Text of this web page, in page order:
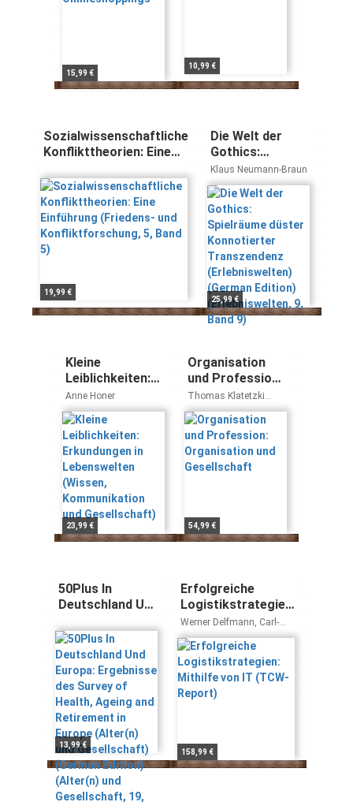
15,99 €
10,99 €
Sozialwissenschaftliche
Konflikttheorien: Eine
und Konfliktforschung,
5, Band 5)
19,99 €
Die Welt der
Gothics:
Spielräume
düster
Konnotierter
Transzendenz
(Erlebniswelten)
(German Edition)
(Erlebniswelten,
9, Band 9)
Klaus Neumann-Braun
25,99 €
Kleine
Leiblichkeiten:
Erkundungen in
Lebenswelten
(Wissen,
Kommunikation
und
Gesellschaft)
Anne Honer
23,99 €
Organisation
und Profession:
Organisation
und Gesellschaft
Thomas Klatetzki
Veronika Tacke
54,99 €
50Plus In
Deutschland Und
Ergebnisse des
Survey of
Health, Ageing
and Retirement
in Europe
(Alter(n) und
Gesellschaft)
(German Edition)
(Alter(n) und
Gesellschaft, 19,
Band 19)
13,99 €
Erfolgreiche
Logistikstrategien:
Mithilfe von IT
(TCW-Report)
Werner Delfmann, Carl-
Stefan Neumann, Vinzenz
Schwegmann
158,99 €